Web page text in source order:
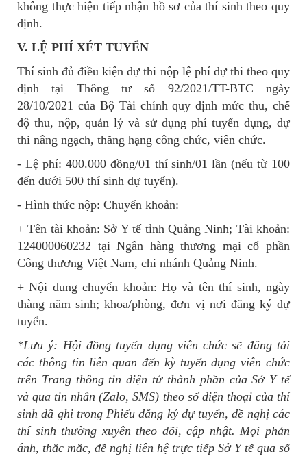
không thực hiện tiếp nhận hồ sơ của thí sinh theo quy
định.
V. LỆ PHÍ XÉT TUYỂN
Thí sinh đủ điều kiện dự thi nộp lệ phí dự thi theo quy
định tại Thông tư số 92/2021/TT-BTC ngày
28/10/2021 của Bộ Tài chính quy định mức thu, chế
độ thu, nộp, quản lý và sử dụng phí tuyển dụng, dự
thi nâng ngạch, thăng hạng công chức, viên chức.
- Lệ phí: 400.000 đồng/01 thí sinh/01 lần (nếu từ 100
đến dưới 500 thí sinh dự tuyển).
- Hình thức nộp: Chuyển khoản:
+ Tên tài khoản: Sở Y tế tỉnh Quảng Ninh; Tài khoản:
124000060232 tại Ngân hàng thương mại cổ phần
Công thương Việt Nam, chi nhánh Quảng Ninh.
+ Nội dung chuyển khoản: Họ và tên thí sinh, ngày
thàng năm sinh; khoa/phòng, đơn vị nơi đăng ký dự
tuyển.
*Lưu ý: Hội đồng tuyển dụng viên chức sẽ đăng tải
các thông tin liên quan đến kỳ tuyển dụng viên chức
trên Trang thông tin điện tử thành phần của Sở Y tế
và qua tin nhắn (Zalo, SMS) theo số điện thoại của thí
sinh đã ghi trong Phiếu đăng ký dự tuyển, đề nghị các
thí sinh thường xuyên theo dõi, cập nhật. Mọi phản
ánh, thắc mắc, đề nghị liên hệ trực tiếp Sở Y tế qua số